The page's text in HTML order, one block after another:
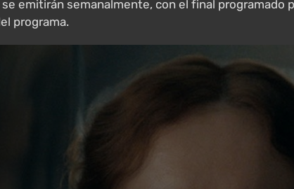
emitirán semanalmente, con el final programado
programa.